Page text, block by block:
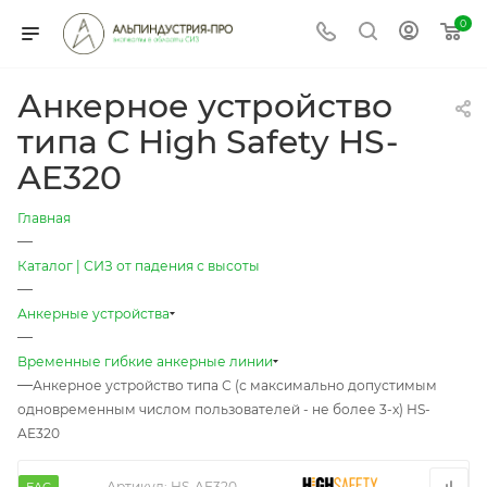
0
Анкерное устройство
типа С High Safety HS-
AE320
Главная
—
Каталог | СИЗ от падения с высоты
—
Анкерные устройства
—
Временные гибкие анкерные линии
—Анкерное устройство типа С (с максимально допустимым
одновременным числом пользователей - не более 3-х) HS-
AE320